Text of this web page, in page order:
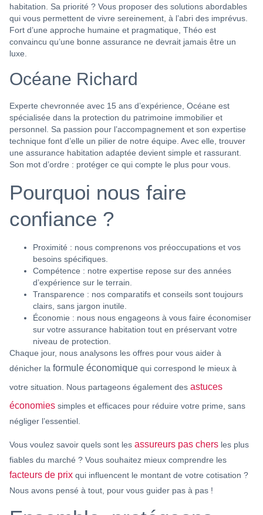
habitation. Sa priorité ? Vous proposer des solutions abordables
qui vous permettent de vivre sereinement, à l’abri des imprévus.
Fort d’une approche humaine et pragmatique, Théo est
convaincu qu’une bonne assurance ne devrait jamais être un
luxe.
Océane Richard
Experte chevronnée avec 15 ans d’expérience , Océane est
spécialisée dans la protection du patrimoine immobilier et
personnel. Sa passion pour l’accompagnement et son expertise
technique font d’elle un pilier de notre équipe. Avec elle, trouver
une assurance habitation adaptée devient simple et rassurant.
Son mot d’ordre : protéger ce qui compte le plus pour vous
Pourquoi nous faire
confiance ?
Proximité : nous comprenons vos préoccupations et vos
besoins spécifiques.
Compétence : notre expertise repose sur des années
d’expérience sur le terrain.
Transparence : nos comparatifs et conseils sont toujours
clairs, sans jargon inutile.
Économie : nous nous engageons à vous faire économiser
sur votre assurance habitation tout en préservant votre
niveau de protection.
Chaque jour, nous analysons les offres pour vous aider à
dénicher la formule économique qui correspond le mieux à
votre situation. Nous partageons également des astuces
économies simples et efficaces pour réduire votre prime, sans
négliger l’essentiel.
Vous voulez savoir quels sont les assureurs pas chers les plus
fiables du marché ? Vous souhaitez mieux comprendre les
facteurs de prix qui influencent le montant de votre cotisation ?
Nous avons pensé à tout, pour vous guider pas à pas !